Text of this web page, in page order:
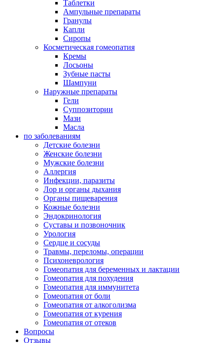
Таблетки
Ампульные препараты
Гранулы
Капли
Сиропы
Косметическая гомеопатия
Кремы
Лосьоны
Зубные пасты
Шампуни
Наружные препараты
Гели
Суппозитории
Мази
Масла
по заболеваниям
Детские болезни
Женские болезни
Мужские болезни
Аллергия
Инфекции, паразиты
Лор и органы дыхания
Органы пищеварения
Кожные болезни
Эндокринология
Суставы и позвоночник
Урология
Сердце и сосуды
Травмы, переломы, операции
Психоневрология
Гомеопатия для беременных и лактации
Гомеопатия для похудения
Гомеопатия для иммунитета
Гомеопатия от боли
Гомеопатия от алкоголизма
Гомеопатия от курения
Гомеопатия от отеков
Вопросы
Отзывы